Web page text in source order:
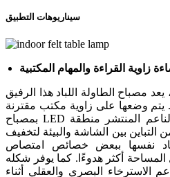
سيناريوهات التطبيق
مصباح الطاولة اللباد هذا الرفيق
يتم وضعها على زاوية مكتب مقترنة
بمصباح LED أصفر دافئ، ويغطي ضوءها الناعم المنتشر منطقة
بين الشاشة والبيئة لتخفيف
نفسها ببعض خصائص امتصاص
أكثر هدوءًا. كما يوفر شكله
الاسترخاء البصري والعقلي أثناء